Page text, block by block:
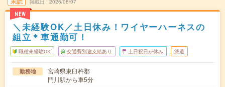
NEW
掲載日 2026/08/07
＼未経験OK／土日休み！ワイヤーハーネスの
組立＊車通勤可！
職種未経験OK 交通費別途支給あり 土日祝日が休み 派遣
勤務地
宮崎県東臼杵郡
門川駅から車5分